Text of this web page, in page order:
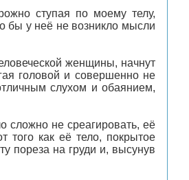
ступая по моему телу,
бы у неё не возникло мысли
женщины, начнут
головой и совершенно не
слухом и обаянием,
сложно не среагировать, её
того как её тело, покрытое
пореза на груди и, высунув